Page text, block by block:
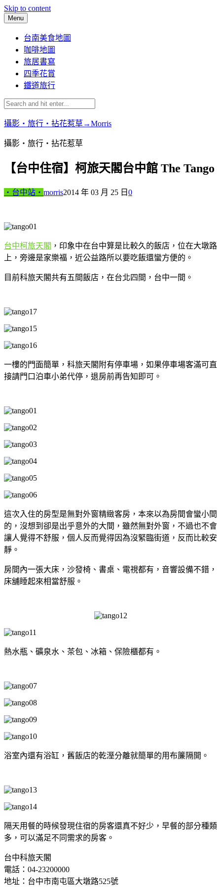
Skip to content
Menu
台南美食地圖
咖啡地圖
旅居書寫
四季花賞
鐵道旅行
攝影‧旅行‧拈花惹草→Morris
攝影‧旅行‧拈花惹草
【台中住宿】柯旅天閣台中館 The Tango
‧台中站‧ morris2014 年 03 月 25 日 0
台中柯旅天閣 ，印象中在台中算是比較久的飯店，位在大墩路
上，旁邊是家樂福，近公益路所以要吃飯還蠻方便的。
目前科旅天閣共有五間飯店，在台北四間，台中一間。
一樓的門面簡單，科旅天閣附有停車場，如果停車場客滿可直
接請門口泊車小弟代停，退房前再告知即可。
這次入住的房型是無對外窗精緻客房，本來以為房間會蠻小間
的，沒想到卻是出乎意外的大間，雖然無對外窗，不過也不會
讓人覺得不舒服，個人反而覺得因為沒緊臨街道，反而比較安
靜。
房間內一張大床，沙發椅、書桌、電視都有，音響設備不錯，
床舖睡起來相當舒服。
熱水瓶、礦泉水、茶包、冰箱、保險櫃都有。
浴室內還有浴缸，舊飯店的乾溼分離就簡單的用布簾隔開。
隔天用餐的時候發現住宿的房客還真不好少，早餐的部分種類
多，可以滿足不同需求的房客。
台中科旅天閣
電話：04-23200000
地址：台中市南屯區大墩路525號